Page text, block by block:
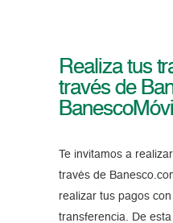
Realiza tus
través de
BanescoMóvil
Te invitamos a
través de
realizar tus pagos
transferencia. De